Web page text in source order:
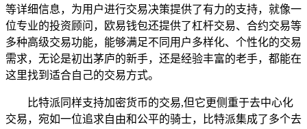
等详细信息，为用户进行交易决策提供了有力的支持，就像一
位专业的投资顾问，欧易钱包还提供了杠杆交易、合约交易等
多种高级交易功能，能够满足不同用户多样化、个性化的交易
需求，无论是初出茅庐的新手，还是经验丰富的老手，都能在
这里找到适合自己的交易方式。
比特派同样支持加密货币的交易,但它更侧重于去中心化
交易，宛如一位追求自由和公平的骑士，比特派集成了多个去